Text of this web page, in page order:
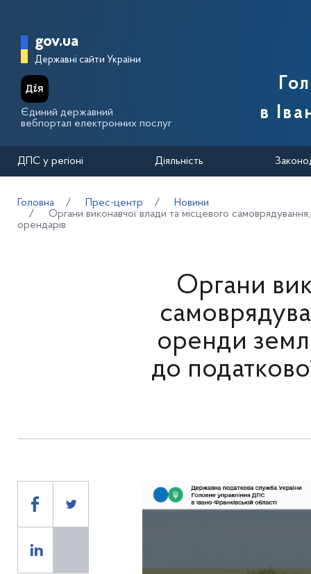
Головна сторінка Державної
gov.ua
Державні сайти України
Єдиний державний
вебпортал електронних послуг
в
ДПС у регіоні Діяльність
Головна Прес-центр
Новини
Органи виконавчої влади та місцевого
орендарів
Органи
оренди
до